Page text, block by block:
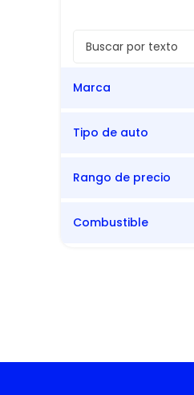
Marca
Peugeot
Tipo de auto
Hatchback
Rango de precio
Combustible